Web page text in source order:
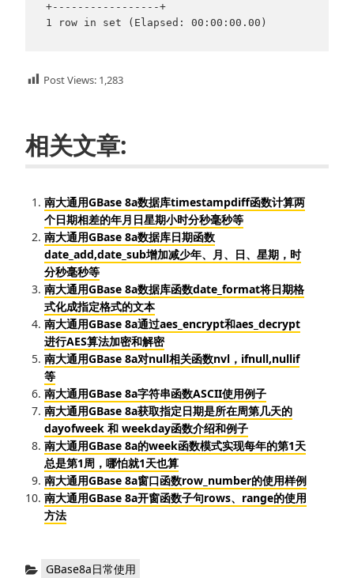
+-----------------+
1 row in set (Elapsed: 00:00:00.00)
Post Views: 1,283
相关文章:
南大通用GBase 8a数据库timestampdiff函数计算两
个日期相差的年月日星期小时分秒毫秒等
南大通用GBase 8a数据库日期函数
date_add,date_sub增加减少年、月、日、星期，时
分秒毫秒等
南大通用GBase 8a数据库函数date_format将日期格
式化成指定格式的文本
南大通用GBase 8a通过aes_encrypt和aes_decrypt
进行AES算法加密和解密
南大通用GBase 8a对null相关函数nvl，ifnull,nullif
等
南大通用GBase 8a字符串函数ASCII使用例子
南大通用GBase 8a获取指定日期是所在周第几天的
dayofweek 和 weekday函数介绍和例子
南大通用GBase 8a的week函数模式实现每年的第1天
总是第1周，哪怕就1天也算
南大通用GBase 8a窗口函数row_number的使用样例
南大通用GBase 8a开窗函数子句rows、range的使用
方法
分
GBase8a日常使用